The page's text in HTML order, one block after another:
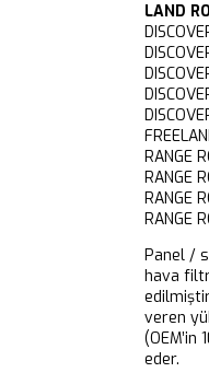
LAND
RANGE
RANGE
RANGE
RANGE
Panel /
hava
veren
eder.